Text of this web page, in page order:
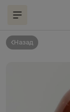
Назад